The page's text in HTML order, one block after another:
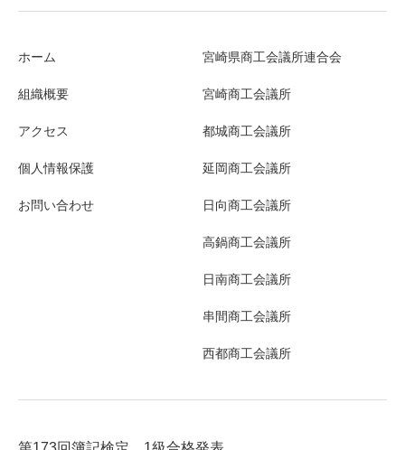
ホーム
組織概要
アクセス
個人情報保護
お問い合わせ
宮崎県商工会議所連合会
宮崎商工会議所
都城商工会議所
延岡商工会議所
日向商工会議所
高鍋商工会議所
日南商工会議所
串間商工会議所
西都商工会議所